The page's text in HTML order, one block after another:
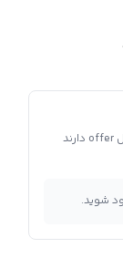
سوال شما برای تمام فروشندگانی که روی این محصول offer دارند
شوید.